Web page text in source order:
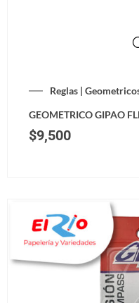
Reglas |
GEOMETRICO GIPAO
$9,500